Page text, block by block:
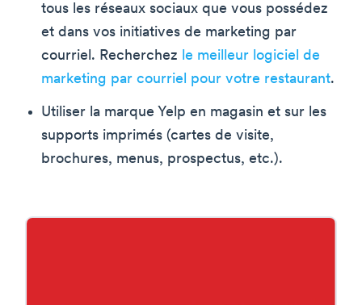
tous les réseaux sociaux que vous possédez
et dans vos initiatives de marketing par
courriel. Recherchez le meilleur logiciel de
marketing par courriel pour votre restaurant.
Utiliser la marque Yelp en magasin et sur les
supports imprimés (cartes de visite,
brochures, menus, prospectus, etc.).